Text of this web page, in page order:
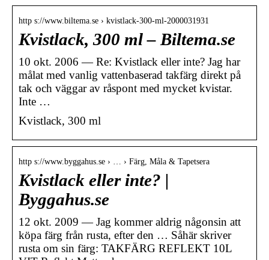
http s://www.biltema.se › kvistlack-300-ml-2000031931
Kvistlack, 300 ml – Biltema.se
10 okt. 2006 — Re: Kvistlack eller inte? Jag har
målat med vanlig vattenbaserad takfärg direkt på
tak och väggar av råspont med mycket kvistar.
Inte …
Kvistlack, 300 ml
http s://www.byggahus.se › … › Färg, Måla & Tapetsera
Kvistlack eller inte? |
Byggahus.se
12 okt. 2009 — Jag kommer aldrig någonsin att
köpa färg från rusta, efter den … Såhär skriver
rusta om sin färg: TAKFÄRG REFLEKT 10L